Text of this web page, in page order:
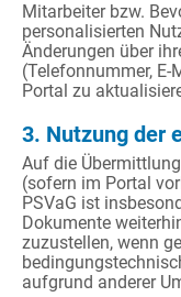
Mitarbeiter bzw.
personalisierten
Änderungen über
(Telefonnummer,
Portal zu
3. Nutzung der
Auf die
(sofern im Portal
PSVaG ist
Dokumente
zuzustellen, wenn
aufgrund anderer